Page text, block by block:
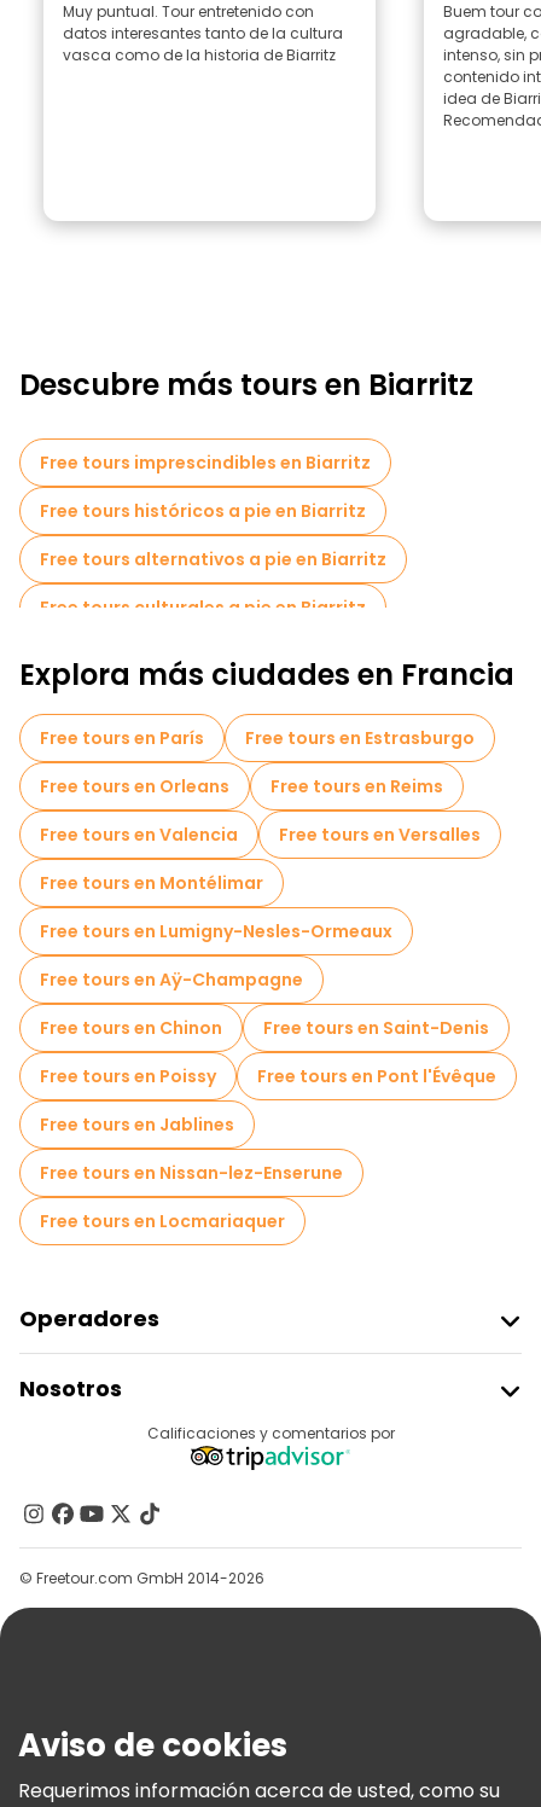
Muy puntual. Tour entretenido con
datos interesantes tanto de la cultura
vasca como de la historia de Biarritz
Buem tour
agradable,
intenso, sin
contenido
idea de
Descubre más tours en Biarritz
Free tours imprescindibles en Biarritz
Free tours históricos a pie en Biarritz
Free tours alternativos a pie en Biarritz
Free tours culturales a pie en Biarritz
Free tours a pie para familias en Biarritz
Free tour por el casco antiguo en Biarritz
Tours de degustación locales en Biarritz
Tours gastronómicos en Biarritz
Free tours cerca Phare de Biarritz
Explora más ciudades en Francia
Free tours en París
Free tours en Estrasburgo
Free tours en Orleans
Free tours en Reims
Free tours en Valencia
Free tours en Versalles
Free tours en Montélimar
Free tours en Lumigny-Nesles-Ormeaux
Free tours en Aÿ-Champagne
Free tours en Chinon
Free tours en Saint-Denis
Free tours en Poissy
Free tours en Pont l'Évêque
Free tours en Jablines
Free tours en Nissan-lez-Enserune
Free tours en Locmariaquer
Operadores
Acceder Como Proveedor
Programa De Afiliados
Nosotros
Contacto
Grupos
Ayuda
Términos E Información Legal
Política De Cookies
Calificaciones y comentarios por
© Freetour.com GmbH 2014-2026
Aviso de cookies
Requerimos información acerca de usted, como su